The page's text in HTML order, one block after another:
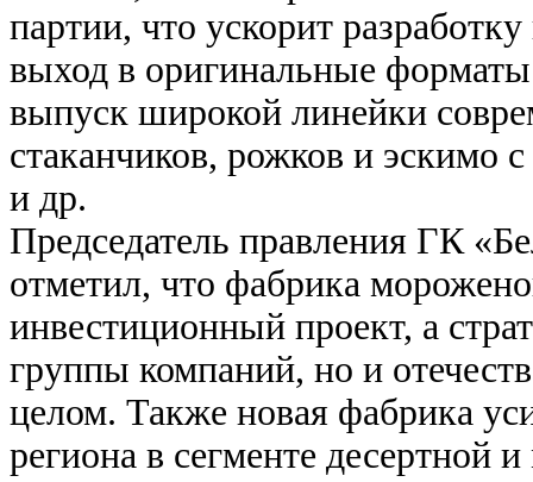
партии, что ускорит
выход в оригинальные
выпуск широкой линейки
стаканчиков, рожков и эскимо
и др.
Председатель правления ГК
отметил, что фабрика
инвестиционный проект, а
группы компаний, но и
целом. Также новая фабрика
региона в сегменте десертной